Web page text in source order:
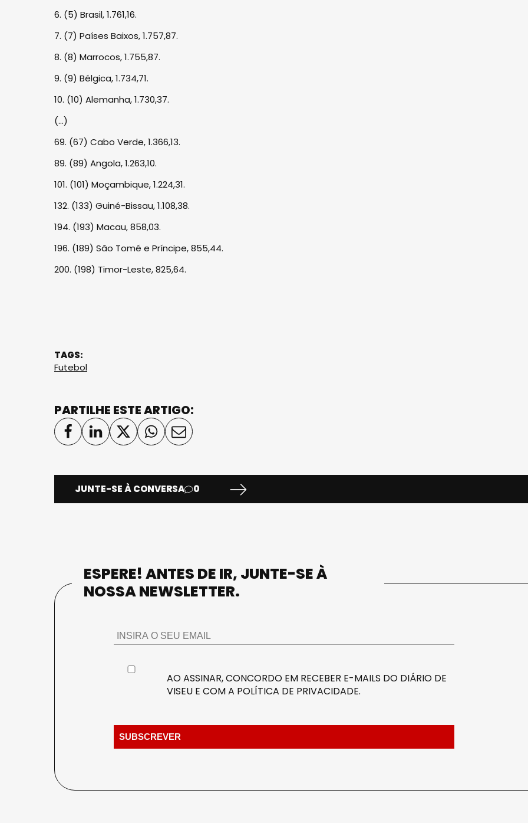
6. (5) Brasil, 1.761,16.
7. (7) Países Baixos, 1.757,87.
8. (8) Marrocos, 1.755,87.
9. (9) Bélgica, 1.734,71.
10. (10) Alemanha, 1.730,37.
(...)
69. (67) Cabo Verde, 1.366,13.
89. (89) Angola, 1.263,10.
101. (101) Moçambique, 1.224,31.
132. (133) Guiné-Bissau, 1.108,38.
194. (193) Macau, 858,03.
196. (189) São Tomé e Príncipe, 855,44.
200. (198) Timor-Leste, 825,64.
TAGS:
Futebol
PARTILHE ESTE ARTIGO:
JUNTE-SE À CONVERSA 0
ESPERE! ANTES DE IR, JUNTE-SE À
NOSSA NEWSLETTER.
AO ASSINAR, CONCORDO EM RECEBER E-MAILS DO DIÁRIO DE
VISEU E COM A POLÍTICA DE PRIVACIDADE.